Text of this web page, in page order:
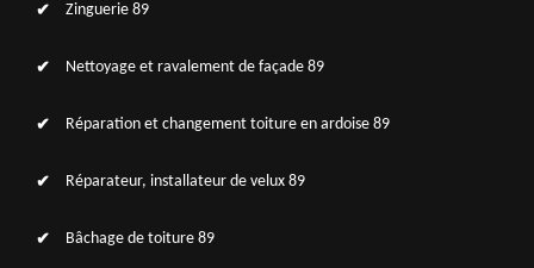
Zinguerie 89
Nettoyage et ravalement de façade 89
Réparation et changement toiture en ardoise 89
Réparateur, installateur de velux 89
Bâchage de toiture 89